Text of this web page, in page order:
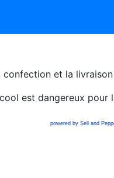
et la
est dangereux pour
powered by Sell and